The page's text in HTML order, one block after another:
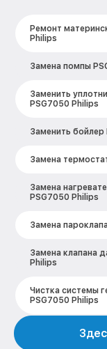
Ремонт
Philips
Замена помпы
Заменить
PSG7050 Philips
Заменить бойлер
Замена
Замена
PSG7050 Philips
Замена
Замена клапана
Philips
Чистка системы
PSG7050 Philips